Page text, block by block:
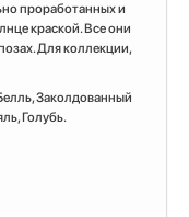
проработанных и
краской. Все они
Для коллекции,
Заколдованный
Голубь.